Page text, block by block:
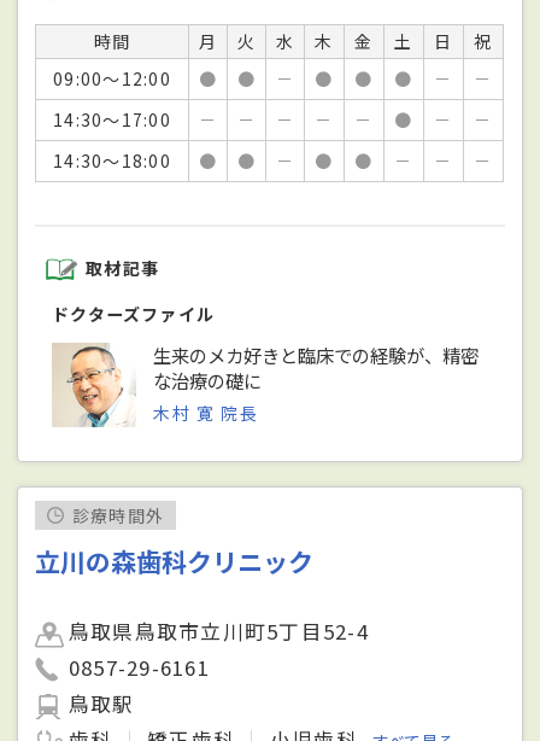
時間 月 火 水 木 金 土 日
祝
09:00～12:00
● ● － ● ● ● －
－
14:30～17:00
－ － － － － ● －
－
14:30～18:00
● ● － ● ● － － －
取材記事
ドクターズファイル
生来のメカ好きと臨床での経験が、精密
な治療の礎に
木村 寛 院長
診療時間外
立川の森歯科クリニック
鳥取県鳥取市立川町5丁目52-4
0857-29-6161
鳥取駅